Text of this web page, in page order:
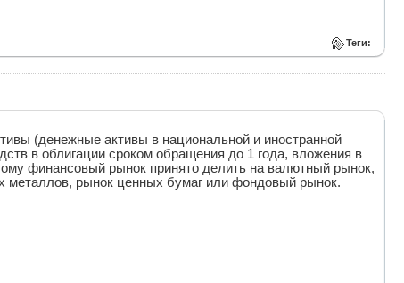
Теги:
(денежные активы в национальной и иностранной
в облигации сроком обращения до 1 года, вложения в
финансовый рынок принято делить на валютный рынок,
металлов, рынок ценных бумаг или фондовый рынок.